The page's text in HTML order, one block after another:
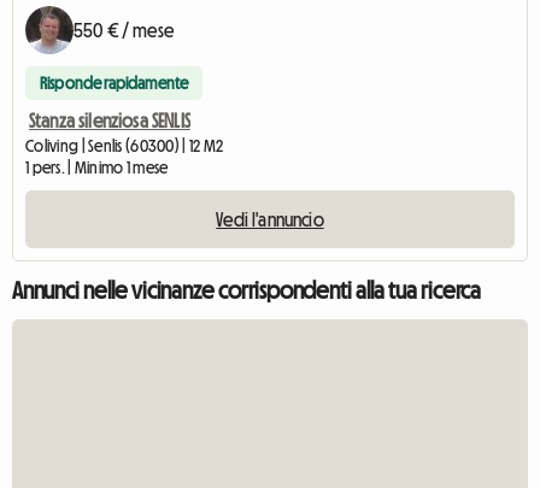
550 € / mese
Risponde rapidamente
Stanza silenziosa SENLIS
Coliving | Senlis (60300) | 12 M2
1 pers. | Minimo 1 mese
Vedi l'annuncio
Annunci nelle vicinanze corrispondenti alla tua ricerca